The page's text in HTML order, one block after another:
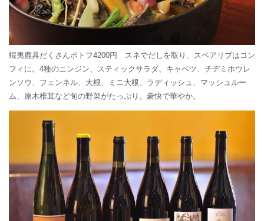
蝦夷鹿具だくさんポトフ4200円 スネでだしを取り、スペアリブはコン
フィに。4種のニンジン、スティックサラダ、キャベツ、チヂミホウレ
ンソウ、フェンネル、大根、ミニ大根、ラディッシュ、マッシュルー
ム、原木椎茸など旬の野菜がたっぷり。豪快で華やか。